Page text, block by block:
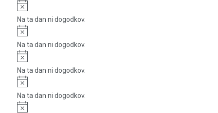
Notice
Na ta dan ni dogodkov.
Notice
Na ta dan ni dogodkov.
Notice
Na ta dan ni dogodkov.
Notice
Na ta dan ni dogodkov.
Notice